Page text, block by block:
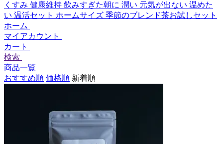
くすみ 健康維持 飲みすぎた朝に 潤い 元気が出ない 温めた
い 温活セット ホームサイズ 季節のブレンド茶お試しセット
ホーム
マイアカウント
カート
検索
商品一覧
おすすめ順 価格順 新着順